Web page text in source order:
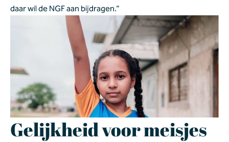
daar wil de NGF aan bijdragen.”
Gelijkheid voor meisjes